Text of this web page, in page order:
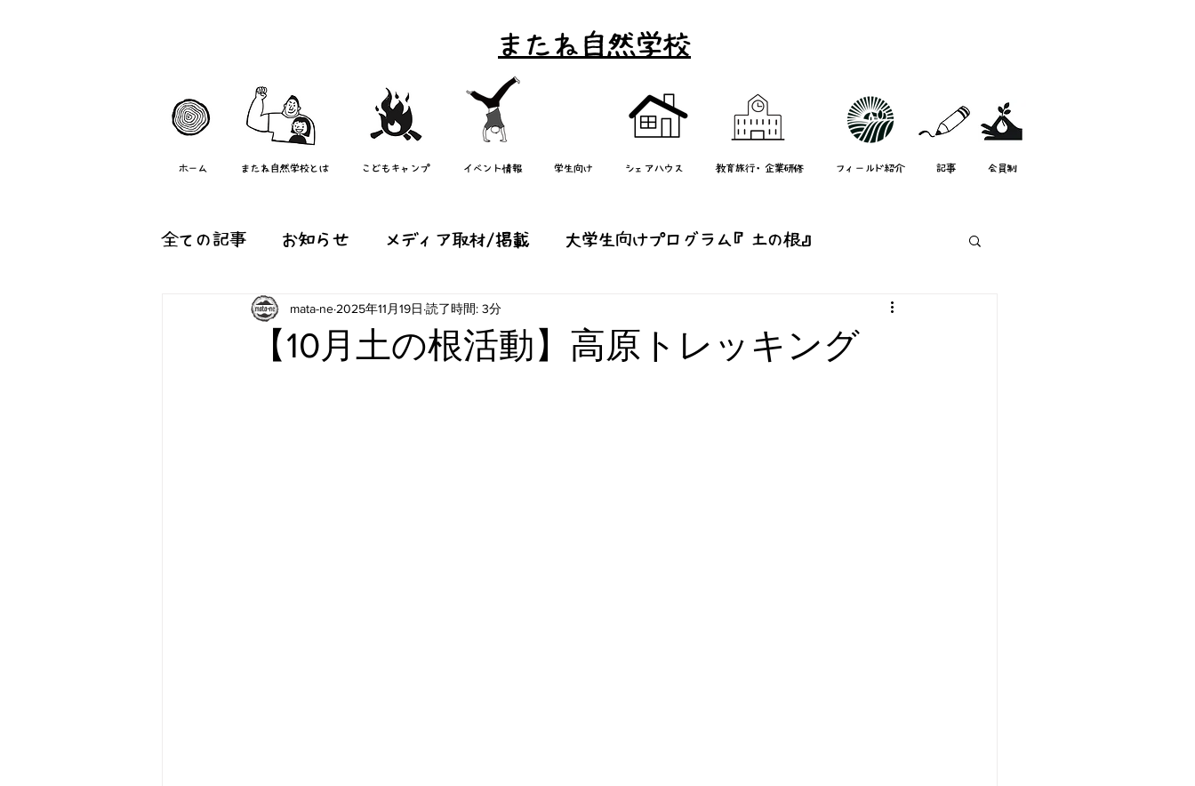
またね自然学校
ホーム またね自然学校とは こどもキャンプ イベント情報 学生向け シェアハウス 教育旅行・企業研修 フィールド紹介 記事 会員制
全ての記事 お知らせ メディア取材/掲載 大学生向けプログラム『土の根』
森のようちえん『つむぐり』 研修/学校教育 スタッフ紹介
【10月土の根活動】高原トレッキング
mata-ne 2025年11月19日 読了時間: 3分